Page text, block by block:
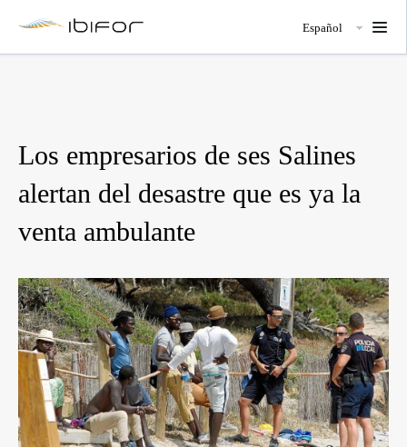
Español
Los empresarios de ses Salines
alertan del desastre que es ya la
venta ambulante